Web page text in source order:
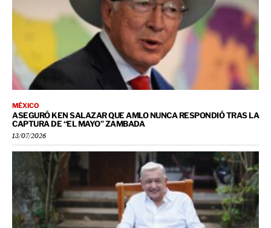
MÉXICO
ASEGURÓ KEN SALAZAR QUE AMLO NUNCA RESPONDIÓ TRAS LA
CAPTURA DE “EL MAYO” ZAMBADA
13/07/2026